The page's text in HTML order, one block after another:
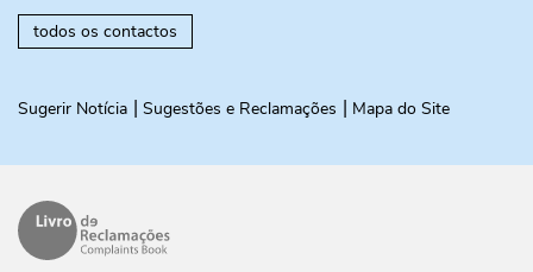
todos os contactos
Sugerir Notícia Sugestões e Reclamações Mapa do Site